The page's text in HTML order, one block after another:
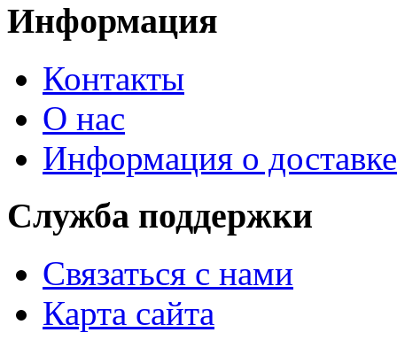
Информация
Контакты
О нас
Информация о доставке
Служба поддержки
Связаться с нами
Карта сайта